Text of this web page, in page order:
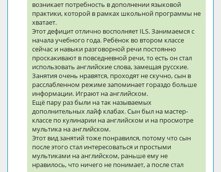
возникает потребность в дополнении языковой
практики, которой в рамках школьной программы не
хватает.
Этот дефицит отлично восполняет ILS. Занимаемся с
начала учебного года. Ребёнок во втором классе
сейчас и навыки разговорной речи постоянно
проскакивают в повседневной речи, то есть он стал
использовать английские слова, замещая русские.
Занятия очень нравятся, проходят не скучно, сын в
расслабленном режиме запоминает гораздо больше
информации. Играют на английском.
Ещё пару раз были на так называемых
дополнительных лайф клабах. Сын был на мастер-
классе по кулинарии на английском и на просмотре
мультика на английском.
Этот вид занятий тоже понравился, потому что сын
после этого стал интересоваться и простыми
мультиками на английском, раньше ему не
нравилось, что ничего не понимает, а после стал